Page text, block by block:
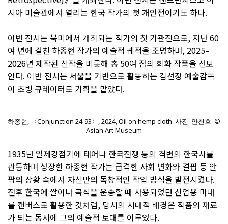
시아 미술관에서 열리는 한국 작가의 첫 개인전이기도 하다.
이번 전시는 북미에서 개최되는 작가의 첫 기관전으로, 지난 60
여 년에 걸친 하종현 작가의 예술적 궤적을 조명하며, 2025–
2026년 제작된 신작을 비롯해 총 50여 점의 회화 작품을 선보
인다. 이번 전시는 서울을 기반으로 활동하는 김선정 예술감독
이 초빙 큐레이터로 기획을 맡았다.
하종현, 〈Conjunction 24-93〉, 2024, Oil on hemp cloth. 사진: 안천호. ©
Asian Art Museum
1935년 일제강점기에 태어나 한국전쟁 등의 격변의 한국사를
관통하며 성장한 하종현 작가는 급격한 사회 변화와 결핍 등 안
팎의 상황 속에서 자신만의 독창적인 작업 방식을 발전시켰다.
전후 한국에 쌀이나 곡식을 운송할 때 사용되었던 산업용 마대
를 캔버스로 활용한 것처럼, 당시의 시대적 배경은 작품의 재료
가 되는 동시에 그의 예술적 토대를 이루었다.